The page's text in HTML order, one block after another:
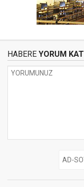
HABERE YORUM KAT